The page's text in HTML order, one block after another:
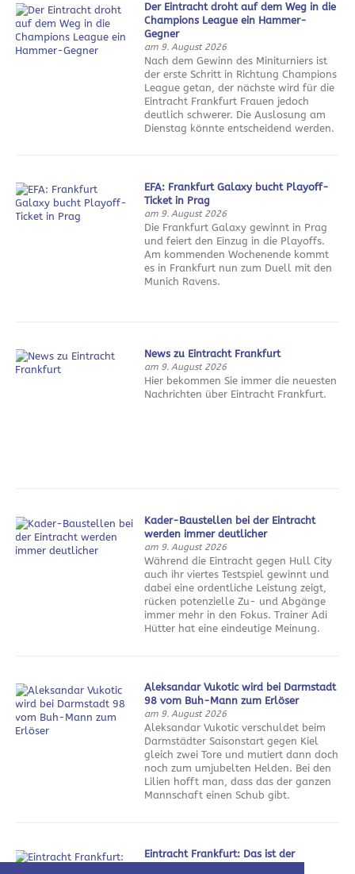
Der Eintracht droht auf dem Weg in die
Champions League ein Hammer-
Gegner
am 9. August 2026
Nach dem Gewinn des Miniturniers ist
der erste Schritt in Richtung Champions
League getan, der nächste wird für die
Eintracht Frankfurt Frauen jedoch
deutlich schwerer. Die Auslosung am
Dienstag könnte entscheidend werden.
EFA: Frankfurt Galaxy bucht Playoff-
Ticket in Prag
am 9. August 2026
Die Frankfurt Galaxy gewinnt in Prag
und feiert den Einzug in die Playoffs.
Am kommenden Wochenende kommt
es in Frankfurt nun zum Duell mit den
Munich Ravens.
News zu Eintracht Frankfurt
am 9. August 2026
Hier bekommen Sie immer die neuesten
Nachrichten über Eintracht Frankfurt.
Kader-Baustellen bei der Eintracht
werden immer deutlicher
am 9. August 2026
Während die Eintracht gegen Hull City
auch ihr viertes Testspiel gewinnt und
dabei eine ordentliche Leistung zeigt,
rücken potenzielle Zu- und Abgänge
immer mehr in den Fokus. Trainer Adi
Hütter hat eine eindeutige Meinung.
Aleksandar Vukotic wird bei Darmstadt
98 vom Buh-Mann zum Erlöser
am 9. August 2026
Aleksandar Vukotic verschuldet beim
Darmstädter Saisonstart gegen Kiel
gleich zwei Tore und mutiert dann doch
noch zum umjubelten Helden. Bei den
Lilien hofft man, dass das der ganzen
Mannschaft einen Schub gibt.
Eintracht Frankfurt: Das ist der